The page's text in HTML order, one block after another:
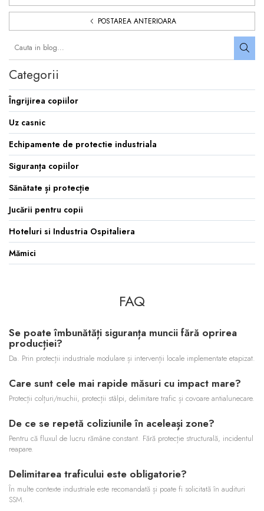
POSTAREA ANTERIOARA
Categorii
Îngrijirea copiilor
Uz casnic
Echipamente de protectie industriala
Siguranța copiilor
Sănătate și protecție
Jucării pentru copii
Hoteluri si Industria Ospitaliera
Mămici
FAQ
Se poate îmbunătăți siguranța muncii fără oprirea
producției?
Da. Prin protecții industriale modulare și intervenții locale implementate etapizat.
Care sunt cele mai rapide măsuri cu impact mare?
Protecții colțuri/muchii, protecții stâlpi, delimitare trafic și covoare antialunecare.
De ce se repetă coliziunile în aceleași zone?
Pentru că fluxul de lucru rămâne constant. Fără protecție structurală, incidentul
reapare.
Delimitarea traficului este obligatorie?
În multe contexte industriale este recomandată și poate fi solicitată în audituri
SSM.